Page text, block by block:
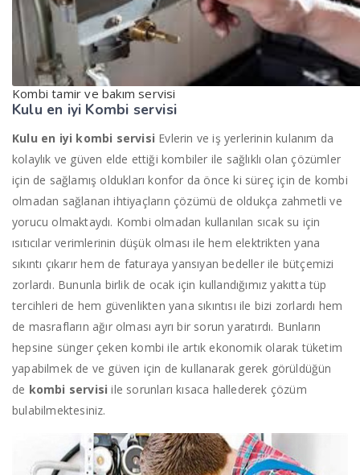
Kombi tamir ve bakım servisi
Kulu en iyi Kombi servisi
Kulu en iyi kombi servisi Evlerin ve iş yerlerinin kulanım da
kolaylık ve güven elde ettiği kombiler ile sağlıklı olan çözümler
için de sağlamış oldukları konfor da önce ki süreç için de kombi
olmadan sağlanan ihtiyaçların çözümü de oldukça zahmetli ve
yorucu olmaktaydı. Kombi olmadan kullanılan sıcak su için
ısıtıcılar verimlerinin düşük olması ile hem elektrikten yana
sıkıntı çıkarır hem de faturaya yansıyan bedeller ile bütçemizi
zorlardı. Bununla birlik de ocak için kullandığımız yakıtta tüp
tercihleri de hem güvenlikten yana sıkıntısı ile bizi zorlardı hem
de masrafların ağır olması ayrı bir sorun yaratırdı. Bunların
hepsine sünger çeken kombi ile artık ekonomik olarak tüketim
yapabilmek de ve güven için de kullanarak gerek görüldüğün
de kombi servisi ile sorunları kısaca hallederek çözüm
bulabilmektesiniz.